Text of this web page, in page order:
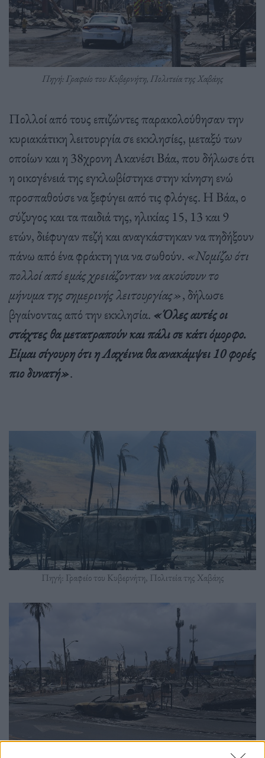
Πηγή: Γραφείο του Κυβερνήτη, Πολιτεία της Χαβάης
Πολλοί από τους επιζώντες παρακολούθησαν την
κυριακάτικη λειτουργία σε εκκλησίες, μεταξύ των
οποίων και η 38χρονη Ακανέσι Βάα, που δήλωσε ότι
η οικογένειά της εγκλωβίστηκε στην κίνηση ενώ
προσπαθούσε να ξεφύγει από τις φλόγες. Η Βάα, ο
σύζυγος και τα παιδιά της, ηλικίας 15, 13 και 9
ετών, διέφυγαν πεζή και αναγκάστηκαν να πηδήξουν
πάνω από ένα φράκτη για να σωθούν. «Νομίζω ότι
πολλοί από εμάς χρειάζονταν να ακούσουν το
μήνυμα της σημερινής λειτουργίας», δήλωσε
βγαίνοντας από την εκκλησία. «Όλες αυτές οι
στάχτες θα μετατραπούν και πάλι σε κάτι όμορφο.
Είμαι σίγουρη ότι η Λαχέινα θα ανακάμψει 10 φορές
πιο δυνατή».
Πηγή: Γραφείο του Κυβερνήτη, Πολιτεία της Χαβάης